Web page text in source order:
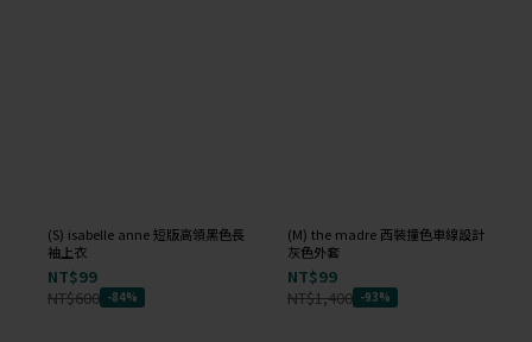
(S) isabelle anne 短版高領黑色長
袖上衣
NT$99
NT$600 -84%
(M) the madre 西裝撞色車線設計
灰色外套
NT$99
NT$1,400 -93%